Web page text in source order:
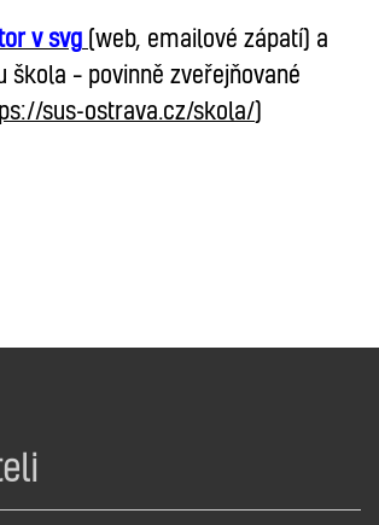
v svg (web, emailové zápatí) a
škola – povinně zveřejňované
sus-ostrava.cz/skola/)